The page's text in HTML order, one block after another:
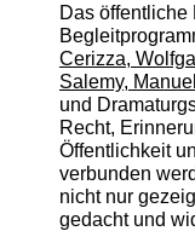
Das öffentliche
Cerizza,
Salemy,
und
Recht,
Öffentlichkeit
verbunden
nicht nur
gedacht und